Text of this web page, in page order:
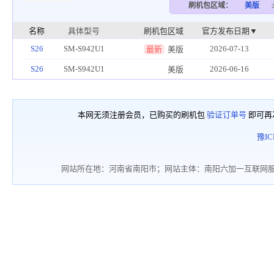
刷机包区域： 美版
名称 具体型号 刷机包区域
官方发布日期▼
S26
SM-S942U1 最新 美版 2026-07-13
S26 SM-S942U1 美版 2026-06-16
本网无须注册会员，已购买的刷机包 验证订单号 即可
豫
网站所在地：河南省南阳市；网站主体：南阳六加一互联